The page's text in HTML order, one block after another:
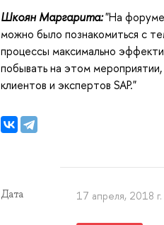
Шкоян Маргарита:"На форуме
можно было познакомиться с
процессы максимально
побывать на этом
клиентов и экспертов SAP."
Дата 17 апреля, 2018 г.